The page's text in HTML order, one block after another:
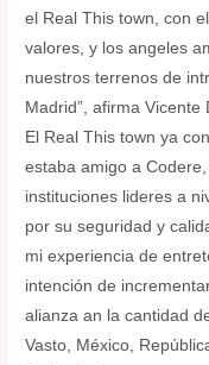
el Real This town, con
valores, y los angeles
nuestros terrenos de
Madrid”, afirma
El Real This town ya
estaba amigo a
instituciones lideres a
por su seguridad y
mi experiencia de
intención de
alianza an la cantidad
Vasto, México,